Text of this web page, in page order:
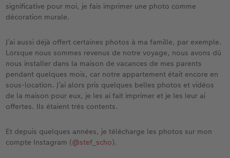
significative pour moi, je fais imprimer une photo comme
décoration murale.
J’ai aussi déjà offert certaines photos à ma famille, par exemple.
Lorsque nous sommes revenus de notre voyage, nous avons dû
nous installer dans la maison de vacances de mes parents
pendant quelques mois, car notre appartement était encore en
sous-location. J’ai alors pris quelques belles photos et vidéos
de la maison pour eux, je les ai fait imprimer et je les leur ai
offertes. Ils étaient très contents.
Et depuis quelques années, je télécharge les photos sur mon
compte Instagram (@stef_scho).